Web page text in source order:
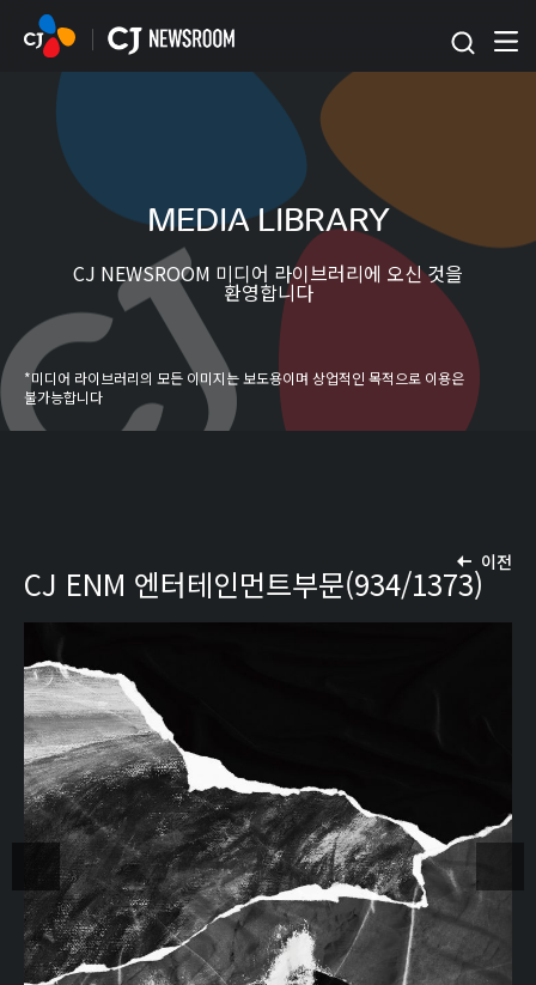
본문 바로가기
MEDIA LIBRARY
CJ NEWSROOM 미디어 라이브러리에 오신 것을
환영합니다
*미디어 라이브러리의 모든 이미지는 보도용이며 상업적인 목적으로 이용은
불가능합니다
이전
CJ ENM 엔터테인먼트부문(934/1373)